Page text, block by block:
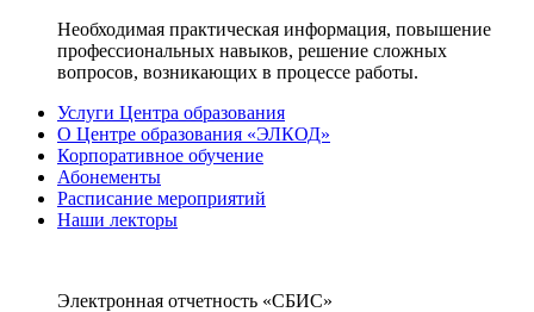
Необходимая практическая информация, повышение
профессиональных навыков, решение сложных
вопросов, возникающих в процессе работы.
Услуги Центра образования
О Центре образования «ЭЛКОД»
Корпоративное обучение
Абонементы
Расписание мероприятий
Наши лекторы
Электронная отчетность «СБИС»